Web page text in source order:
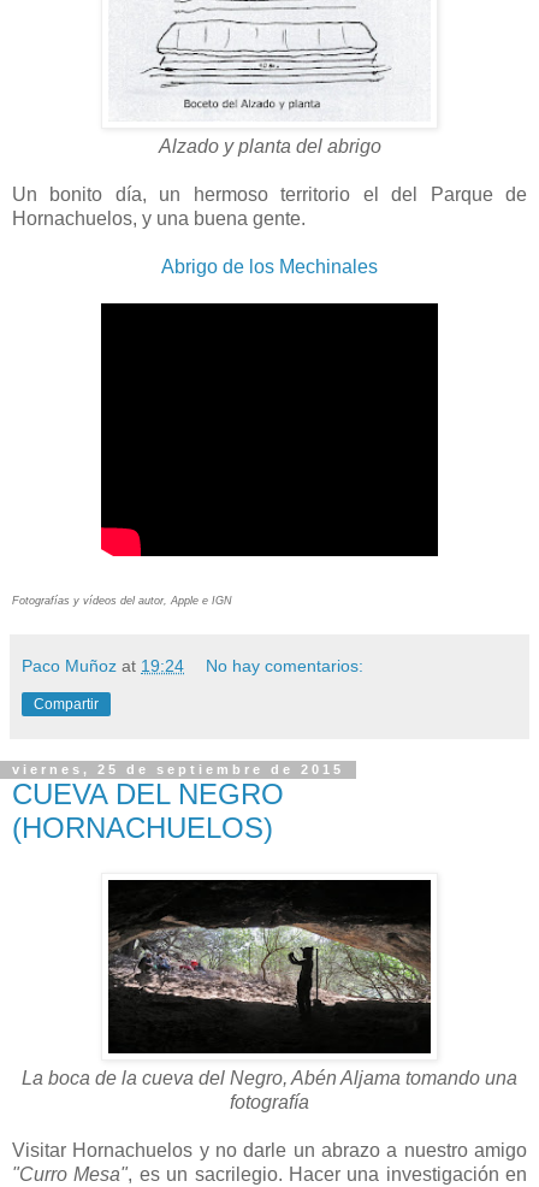
Alzado y planta del abrigo
Un bonito día, un hermoso territorio el del Parque de
Hornachuelos, y una buena gente.
Abrigo de los Mechinales
Fotografías y vídeos del autor, Apple e IGN
Paco Muñoz at 19:24 No hay comentarios:
Compartir
viernes, 25 de septiembre de 2015
CUEVA DEL NEGRO
(HORNACHUELOS)
La boca de la cueva del Negro, Abén Aljama tomando una
fotografía
Visitar Hornachuelos y no darle un abrazo a nuestro amigo
"Curro Mesa", es un sacrilegio. Hacer una investigación en